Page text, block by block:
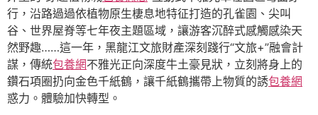
行，沿路過過依植物原生棲息地特征打造的孔雀園、尖叫
谷、世界屋脊等七年夜主題區域，讓游客沉醉式感觸感染天
然野趣……這一年，黑龍江文旅財產深刻踐行“文旅+”融會計
謀，傳統包養網不雅光正向深度牛土豪見狀，立刻將身上的
鑽石項圈扔向金色千紙鶴，讓千紙鶴攜帶上物質的誘包養網
惑力。體驗加快轉型。